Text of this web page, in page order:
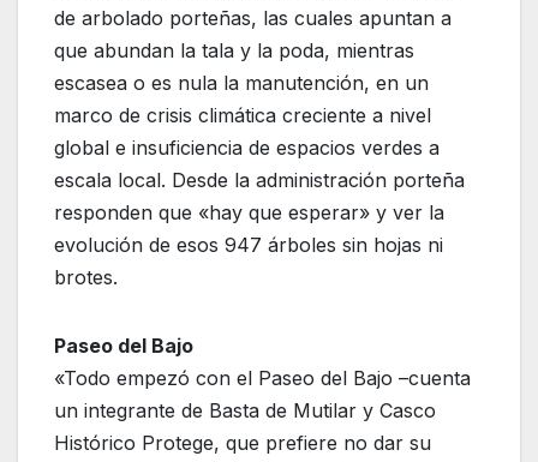
de arbolado porteñas, las cuales apuntan a
que abundan la tala y la poda, mientras
escasea o es nula la manutención, en un
marco de crisis climática creciente a nivel
global e insuficiencia de espacios verdes a
escala local. Desde la administración porteña
responden que «hay que esperar» y ver la
evolución de esos 947 árboles sin hojas ni
brotes.
Paseo del Bajo
«Todo empezó con el Paseo del Bajo –cuenta
un integrante de Basta de Mutilar y Casco
Histórico Protege, que prefiere no dar su